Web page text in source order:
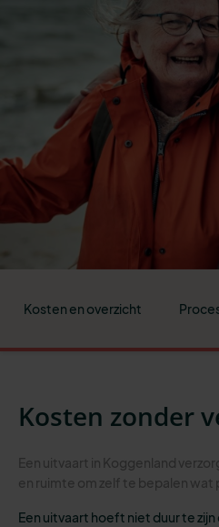
Kosten en overzicht
Kosten zonder
Een uitvaart in Koggenland
en ruimte om zelf te bepalen wat
Een uitvaart hoeft niet duur te